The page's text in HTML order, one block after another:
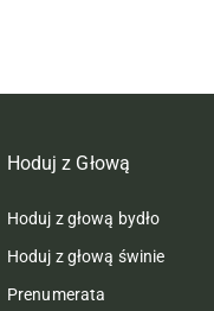
Hoduj z Głową
Hoduj z głową bydło
Hoduj z głową świnie
Prenumerata